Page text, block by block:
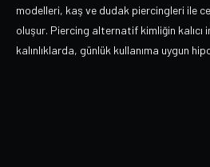
modelleri, kaş ve dudak piercingleri ile
oluşur. Piercing alternatif kimliğin kalıcı
kalınlıklarda, günlük kullanıma uygun